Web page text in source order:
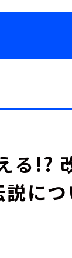
る!?
説に